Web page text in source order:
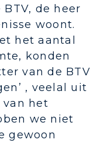
de heer
woont.
het aantal
konden
van de BTV
, veelal uit
van het
we niet
gewoon